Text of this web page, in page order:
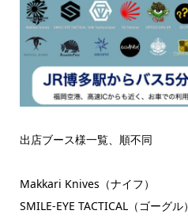
出店ブース様一覧、順不同
Makkari Knives（ナイフ）
SMILE-EYE TACTICAL（ゴーグル）